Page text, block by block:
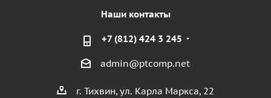
Наши контакты
+7 (812) 424 3 245
admin@ptcomp.net
г. Тихвин, ул. Карла Маркса, 22